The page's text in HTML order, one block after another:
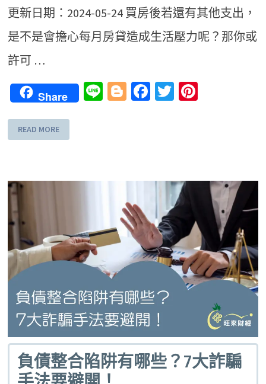
更新日期：2024-05-24 買房後若還有其他支出，
是不是會擔心每月房貸造成生活壓力呢？那你或
許可 …
Share LineBlogger
Facebook
Twitter
READ MORE
負債整合陷阱有哪些？7大詐騙